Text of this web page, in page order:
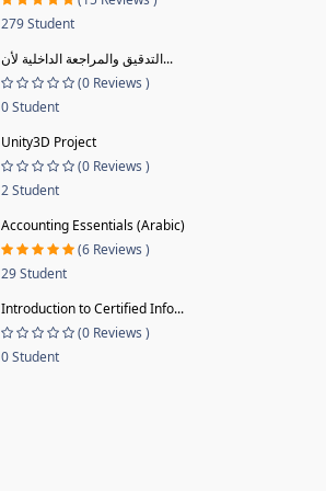
279 Student
التدقيق والمراجعة الداخلية لأن...
(0 Reviews )
0 Student
Unity3D Project
(0 Reviews )
2 Student
Accounting Essentials (Arabic)
(6 Reviews )
29 Student
Introduction to Certified Info...
(0 Reviews )
0 Student